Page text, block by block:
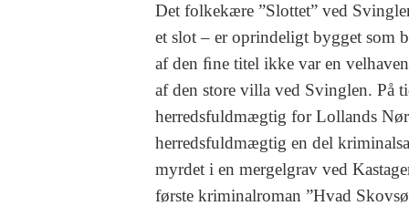
Det folkekære ”Slottet” ved
et slot – er oprindeligt bygget som
af den ﬁne titel ikke var en
af den store villa ved Svinglen. På
herredsfuldmægtig for Lollands
herredsfuldmægtig en del
myrdet i en mergelgrav ved
første kriminalroman ”Hvad